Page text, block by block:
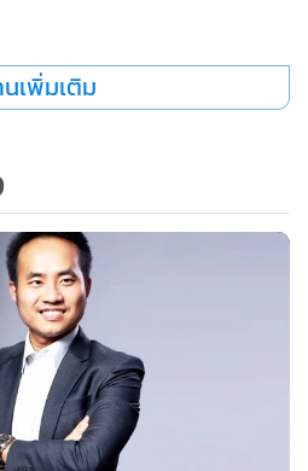
โตอย่างแข็งแกร่งมาจากผลิตภัณฑ์
เพิ่มเติม